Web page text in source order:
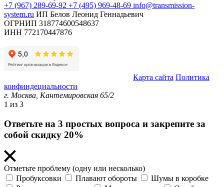
+7 (967) 289-69-92 +7 (495) 969-48-69 info@transmission-
system.ru ИП Белов Леонид Геннадьевич
ОГРНИП 318774600548637
ИНН 772170447876
Карта сайта Политика
конфиндециальности
г. Москва, Кантемировская 65/2
1 из 3
Ответьте на 3 простых вопроса и закрепите за
собой скидку 20%
Отметьте проблему (одну или несколько)
Пробуксовки
Плавают обороты
Шумы в коробке